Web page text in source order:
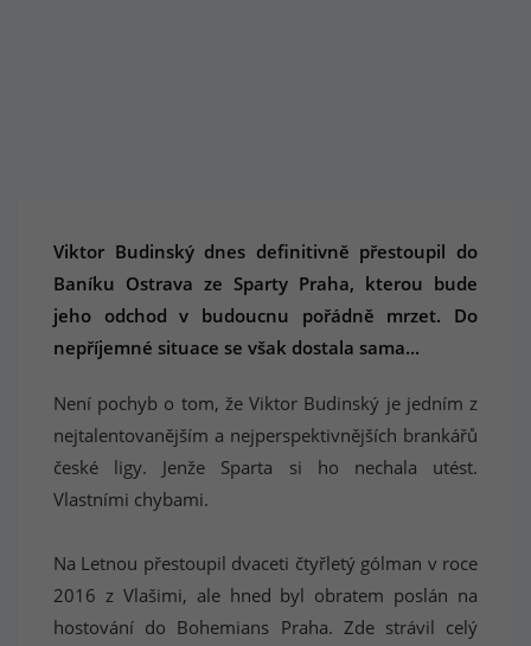
Viktor Budinský dnes definitivně přestoupil do
Baníku Ostrava ze Sparty Praha, kterou bude
jeho odchod v budoucnu pořádně mrzet. Do
nepříjemné situace se však dostala sama...
Není pochyb o tom, že Viktor Budinský je jedním z
nejtalentovanějším a nejperspektivnějších brankářů
české ligy. Jenže Sparta si ho nechala utést.
Vlastními chybami.
Na Letnou přestoupil dvaceti čtyřletý gólman v roce
2016 z Vlašimi, ale hned byl obratem poslán na
hostování do Bohemians Praha. Zde strávil celý